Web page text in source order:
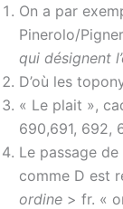
On a par
Pinerolo/
qui désignent
D’où les
« Le plait »,
690,691, 692,
Le passage
comme D est
ordine > fr. «